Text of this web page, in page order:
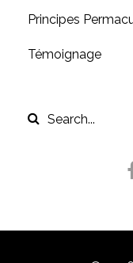
Principes
Témoignage